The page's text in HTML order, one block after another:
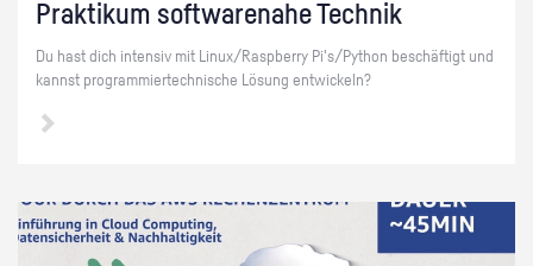
Prak­ti­kum soft­ware­na­he Tech­nik
Du hast dich in­ten­siv mit Linux/Raspber­ry Pi's/Py­thon be­schäf­tigt und
kannst pro­gram­mier­tech­ni­sche Lö­sung ent­wi­ckeln?